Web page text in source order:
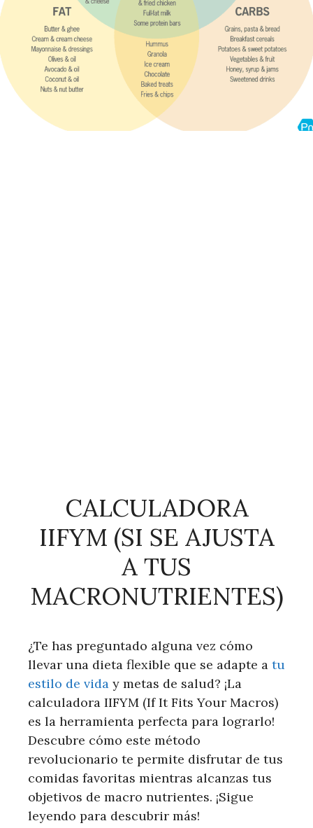
CALCULADORA
IIFYM (SI SE AJUSTA
A TUS
MACRONUTRIENTES)
¿Te has preguntado alguna vez cómo
llevar una dieta flexible que se adapte a tu
estilo de vida y metas de salud? ¡La
calculadora IIFYM (If It Fits Your Macros)
es la herramienta perfecta para lograrlo!
Descubre cómo este método
revolucionario te permite disfrutar de tus
comidas favoritas mientras alcanzas tus
objetivos de macro nutrientes. ¡Sigue
leyendo para descubrir más!